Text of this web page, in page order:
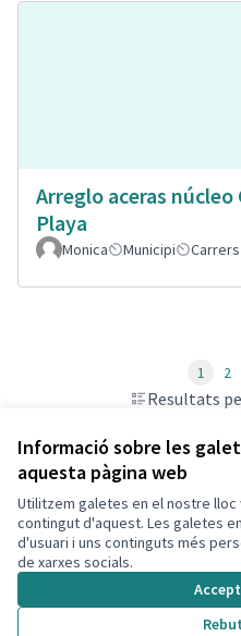
Informació sobre les
aquesta pàgina web
Utilitzem galetes en el nostre
contingut d'aquest. Les galetes
d'usuari i uns continguts més
de xarxes socials.
Arreglo aceras núcleo
Playa
Monica Municipi
Resultats
1 2
Termes i condicions d'ús
Configuració de les galetes
Decidim Calafell a X
(Enllaç extern)
Decidim Calafell a Facebook
Decidim Calafell a
Decidim Calafell a
(Enllaç extern)